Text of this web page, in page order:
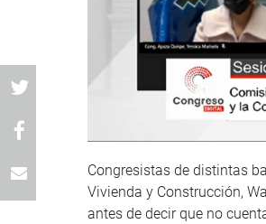
Congresistas de distintas
Vivienda y Construcción,
antes de decir que no